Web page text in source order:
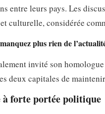
entre leurs pays. Les
culturelle, considérée
plus rien de
invité son
deux capitales de
à forte portée politique